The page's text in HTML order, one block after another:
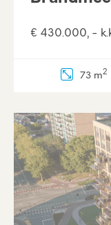
€ 430.000, -
73 m2